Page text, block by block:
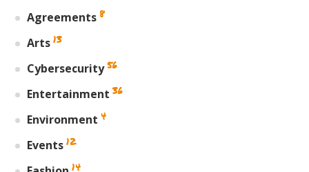
Agreements 8
Arts 13
Cybersecurity 56
Entertainment 36
Environment 4
Events 12
14